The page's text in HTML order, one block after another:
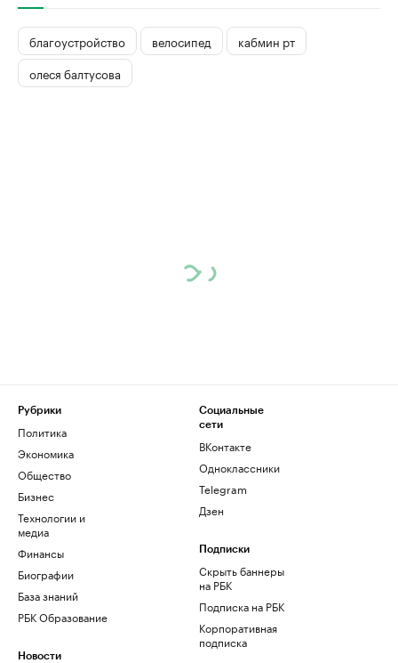
благоустройство велосипед
кабмин рт
олеся балтусова
Рубрики
Политика
Экономика
Общество
Бизнес
Технологии и
медиа
Финансы
Биографии
База знаний
РБК Образование
Новости
Социальные
сети
ВКонтакте
Одноклассники
Telegram
Дзен
Подписки
Скрыть баннеры
на РБК
Подписка на РБК
Корпоративная
подписка